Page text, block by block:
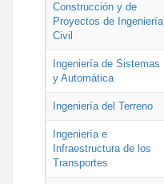
Construcción y de
Proyectos de Ingeniería
Civil
Ingeniería de Sistemas
y Automática
Ingeniería del Terreno
Ingeniería e
Infraestructura de los
Transportes